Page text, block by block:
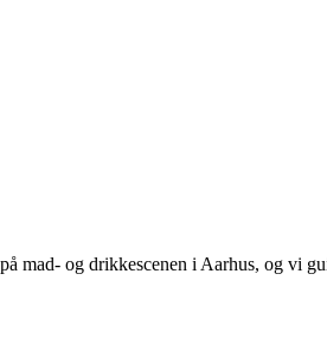
mad- og drikkescenen i Aarhus, og vi